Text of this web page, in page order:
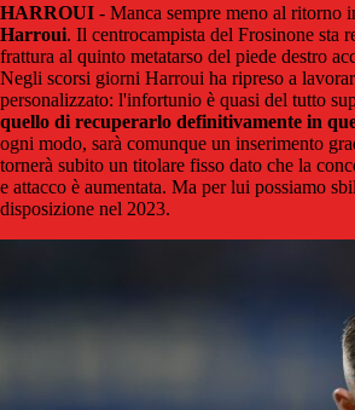
HARROUI - Manca sempre meno al ritorno
Harroui. Il centrocampista del Frosinone sta
frattura al quinto metatarso del piede destro
Negli scorsi giorni Harroui ha ripreso a
personalizzato: l'infortunio è quasi del tutto
quello di recuperarlo definitivamente in
ogni modo, sarà comunque un inserimento
tornerà subito un titolare fisso dato che la
e attacco è aumentata. Ma per lui possiamo
disposizione nel 2023.